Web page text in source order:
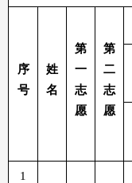
序
号
姓
名
第
一
志
愿
第
二
志
愿
1